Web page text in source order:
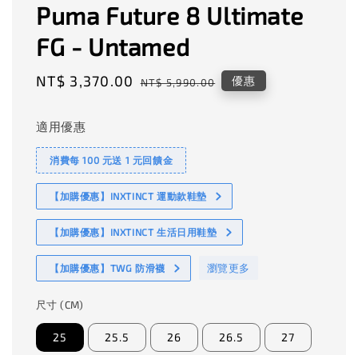
Puma Future 8 Ultimate
FG - Untamed
Sale
NT$ 3,370.00 Regular
NT$ 5,990.00 優惠
適用優惠
消費每 100 元送 1 元回饋金
【加購優惠】INXTINCT 運動款鞋墊
【加購優惠】INXTINCT 生活日用鞋墊
【加購優惠】TWG 防滑襪 瀏覽更多
尺寸 (CM)
25 25.5 26 26.5 27